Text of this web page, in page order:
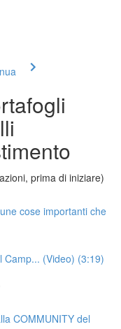
prima di iniziare)
cose importanti che
Camp... (Video) (3:19)
COMMUNITY del